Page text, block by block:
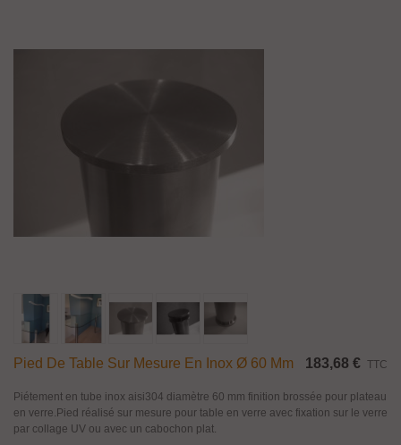
Pied De Table Sur Mesure En Inox Ø 60 Mm 183,68 € TTC
Piétement en tube inox aisi304 diamètre 60 mm finition brossée pour plateau
en verre.Pied réalisé sur mesure pour table en verre avec fixation sur le verre
par collage UV ou avec un cabochon plat.